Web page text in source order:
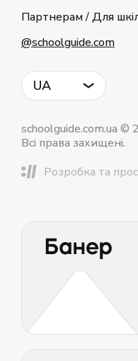
Партнерам / Для
@schoolguide.com
UA
schoolguide.com.ua ©
Всі права захищені.
Розробка та